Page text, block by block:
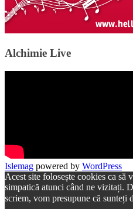
Alchimie Live
Islemag powered by WordPress
Acest site folosește cookies ca să
simpatică atunci când ne vizitați.
scriem, vom presupune că sunteți